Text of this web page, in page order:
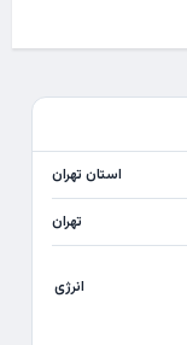
استان تهران
تهران
انرژی